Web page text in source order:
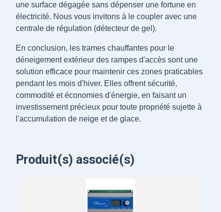
une surface dégagée sans dépenser une fortune en
électricité. Nous vous invitons à le coupler avec une
centrale de régulation (détecteur de gel).
En conclusion, les trames chauffantes pour le
déneigement extérieur des rampes d'accès sont une
solution efficace pour maintenir ces zones praticables
pendant les mois d'hiver. Elles offrent sécurité,
commodité et économies d'énergie, en faisant un
investissement précieux pour toute propriété sujette à
l'accumulation de neige et de glace.
Produit(s) associé(s)